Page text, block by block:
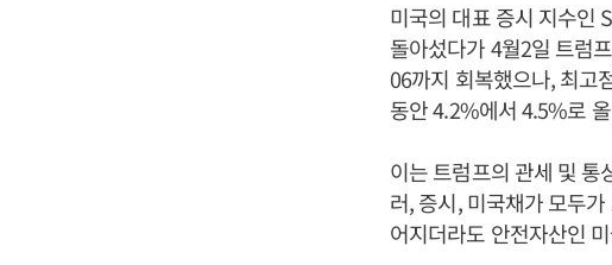
미국의 대표 증시 지수인
돌아섰다가 4월2일 트럼
06까지 회복했으나, 최고
동안 4.2%에서 4.5%로
이는 트럼프의 관세 및 통
러, 증시, 미국채가 모두
어지더라도 안전자산인